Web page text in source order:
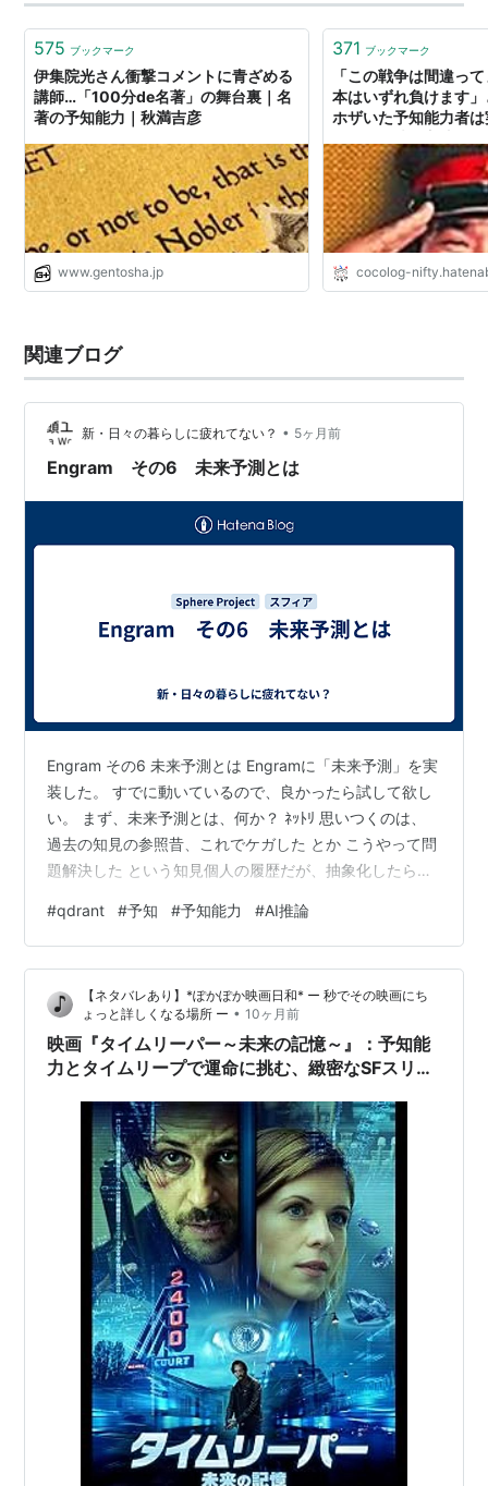
く夜遅くまで 帰ってこず、新生児と私の2人ぼっち 自分
が守ら…
575 ブックマーク
伊集院光さん衝撃コメントに青ざめる
講師…「100分de名著」の舞台裏｜名
著の予知能力｜秋満吉彦
www.gentosha.jp
371 ブックマーク
「この戦争は間違っ
本はいずれ負けます
ホザいた予知能力者
cocolog-
関連ブログ
新・日々の暮らしに疲れてない？ • 5ヶ月前
Engram その6 未来予測とは
Engram その6 未来予測とは Engramに「未来予測」を実
装した。 すでに動いているので、良かったら試して欲し
い。 まず、未来予測とは、何か？ ﾈｯﾄﾘ 思いつくのは、
過去の知見の参照昔、これでケガした とか こうやって問
題解決した という知見個人の履歴だが、抽象化したら未
持する機能だから、エージェントの状態をモニタし、過
去の自分を参照することは可能だ、と考えたつまり、自
分の状態を保存しておけば後から検索可能 Engram の
Passive Receptor 側に機能を足す。Receptor System は
エージェントの気持…
#qdrant #予知 #予知能力 #AI推論
【ネタバレあり】*ぽかぽか映画日和* ー 秒でその映画にち
ょっと詳しくなる場所 ー • 10ヶ月前
映画『タイムリーパー～未来の記憶～』：予知能
力とタイムリープで運命に挑む、緻密なSFスリラ